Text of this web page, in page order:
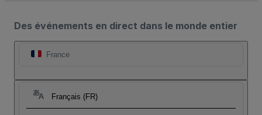
Des événements en direct dans le monde entier
France
Français (FR)